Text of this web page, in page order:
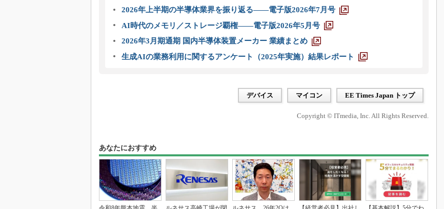
2026年上半期の半導体業界を振り返る――電子版2026年7月号
AI時代のメモリ／ストレージ覇権――電子版2026年5月号
2026年3月期通期 国内半導体装置メーカー 業績まとめ
生成AIの業務利用に関するアンケート（2025年実施）結果レポート
デバイス マイコン EE Times Japan トップ
Copyright © ITmedia, Inc. All Rights Reserved.
あなたにおすすめ